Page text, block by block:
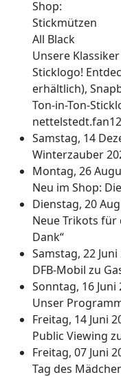
Unsere
Sticklogo!
erhältlich),
Ton-in-Ton-
Samstag, 14
Winterzauber
Montag, 26
Neu im Shop:
Dienstag, 20
Neue Trikots für
Dank“
Samstag, 22
DFB-Mobil zu
Sonntag, 16 Juni
Unser
Freitag, 14 Juni
Public Viewing
Freitag, 07 Juni
Tag des